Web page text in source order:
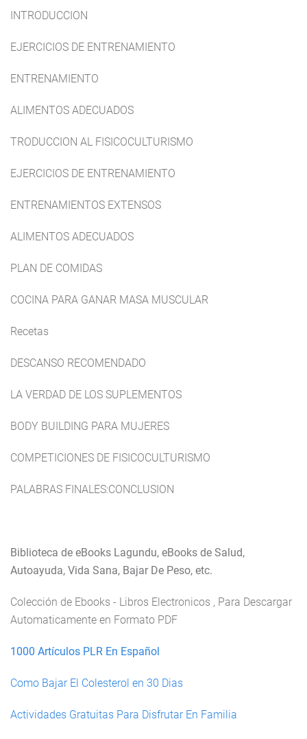
INTRODUCCION
EJERCICIOS DE ENTRENAMIENTO
ENTRENAMIENTO
ALIMENTOS ADECUADOS
TRODUCCION AL FISICOCULTURISMO
EJERCICIOS DE ENTRENAMIENTO
ENTRENAMIENTOS EXTENSOS
ALIMENTOS ADECUADOS
PLAN DE COMIDAS
COCINA PARA GANAR MASA MUSCULAR
Recetas
DESCANSO RECOMENDADO
LA VERDAD DE LOS SUPLEMENTOS
BODY BUILDING PARA MUJERES
COMPETICIONES DE FISICOCULTURISMO
PALABRAS FINALES:CONCLUSION
Biblioteca de eBooks Lagundu, eBooks de Salud,
Autoayuda, Vida Sana, Bajar De Peso, etc.
Colección de Ebooks - Libros Electronicos , Para Descargar
Automaticamente en Formato PDF
1000 Artículos PLR En Español
Como Bajar El Colesterol en 30 Dias
Actividades Gratuitas Para Disfrutar En Familia